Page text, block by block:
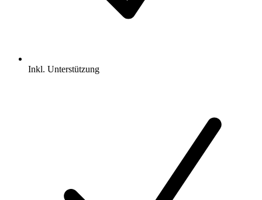
Inkl. Unterstützung